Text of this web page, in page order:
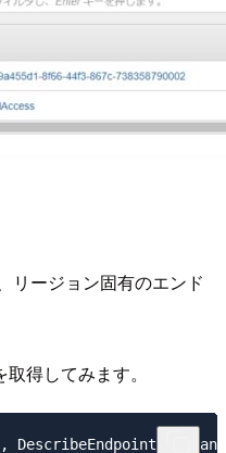
リージョン固有のエンド
得してみます。